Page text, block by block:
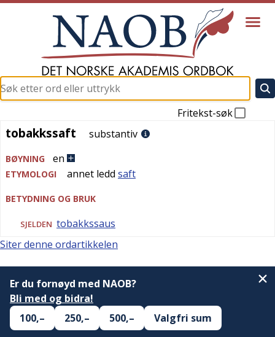
Fritekst-søk
tobakkssaft
tobakkssaft substantiv
BØYNING en
ETYMOLOGI annet ledd saft
BETYDNING OG BRUK
SJELDEN tobakkssaus
Siter denne ordartikkelen
Er du fornøyd med NAOB?
Bli med og bidra!
100,–
250,– 500,– Valgfri sum